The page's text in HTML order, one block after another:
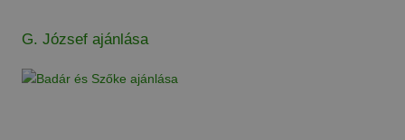
G. József ajánlása